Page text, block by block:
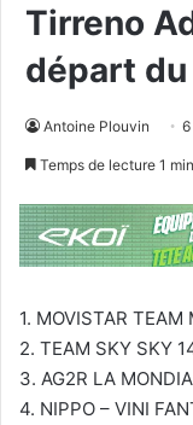
Tirreno
départ
Antoine Plouvin 6
Temps de lecture 1
1. MOVISTAR
2. TEAM SKY SKY
3. AG2R LA
4. NIPPO – VINI